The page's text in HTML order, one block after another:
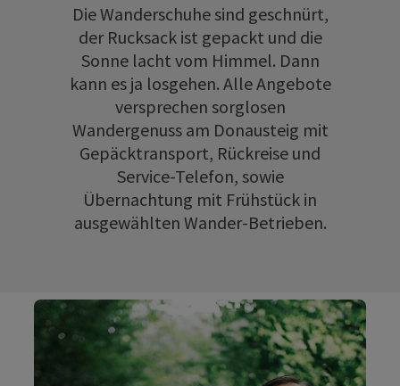
Die Wanderschuhe sind geschnürt,
der Rucksack ist gepackt und die
Sonne lacht vom Himmel. Dann
kann es ja losgehen. Alle Angebote
versprechen sorglosen
Wandergenuss am Donausteig mit
Gepäcktransport, Rückreise und
Service-Telefon, sowie
Übernachtung mit Frühstück in
ausgewählten Wander-Betrieben.